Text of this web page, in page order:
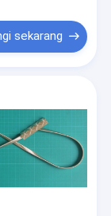
sekarang